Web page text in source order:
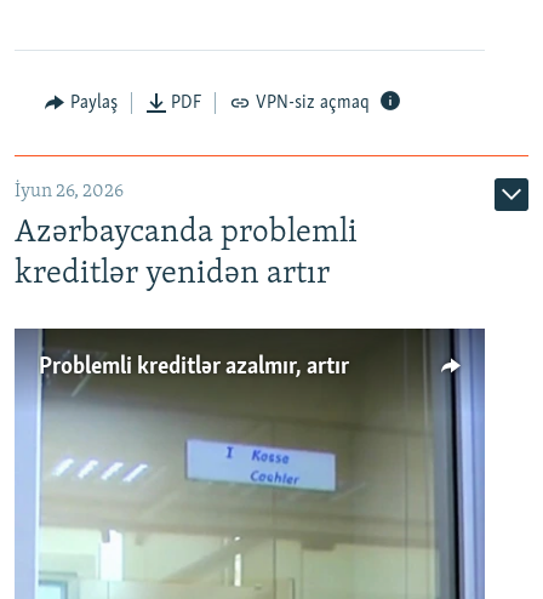
Auto 240p 360p 480p
720p 1080p
Paylaş PDF VPN-siz açmaq
İyun 26, 2026
Azərbaycanda problemli
kreditlər yenidən artır
Problemli kreditlər azalmır, artır